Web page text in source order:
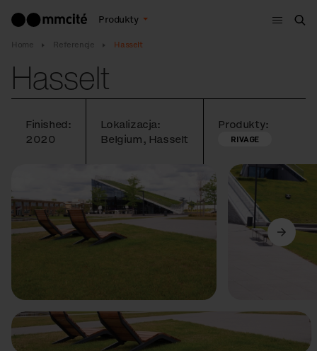
Produkty
Menu
Home Referencje Hasselt
Hasselt
Finished:
2020
Lokalizacja:
Belgium, Hasselt
Produkty:
RIVAGE